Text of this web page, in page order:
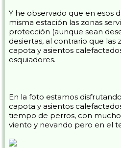
Y he observado que en esos
misma estación las zonas
protección (aunque sean
desiertas, al contrario que las
capota y asientos
esquiadores.
En la foto estamos
capota y asientos
tiempo de perros, con
viento y nevando pero en el